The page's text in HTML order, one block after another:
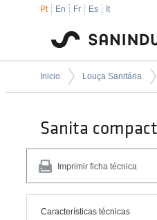
Pt En Fr Es It
Inicio Louça Sanitária
Sanita
Imprimir ficha técnica
Características técnicas